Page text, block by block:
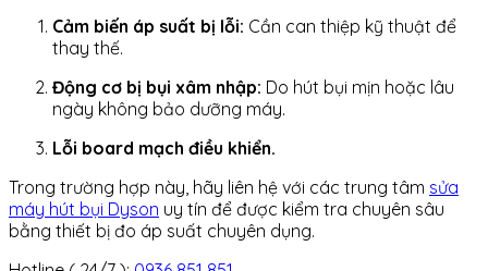
Cảm biến áp suất bị lỗi: Cần can thiệp kỹ thuật để
thay thế.
Động cơ bị bụi xâm nhập: Do hút bụi mịn hoặc lâu
ngày không bảo dưỡng máy.
Lỗi board mạch điều khiển.
Trong trường hợp này, hãy liên hệ với các trung tâm sửa
máy hút bụi Dyson uy tín để được kiểm tra chuyên sâu
bằng thiết bị đo áp suất chuyên dụng.